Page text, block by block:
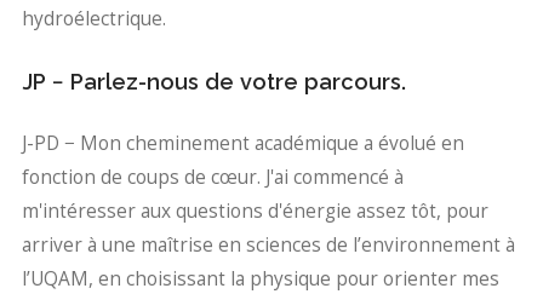
hydroélectrique.
JP − Parlez-nous de votre parcours.
J-PD − Mon cheminement académique a évolué en
fonction de coups de cœur. J'ai commencé à
m'intéresser aux questions d'énergie assez tôt, pour
arriver à une maîtrise en sciences de l’environnement à
l’UQAM, en choisissant la physique pour orienter mes